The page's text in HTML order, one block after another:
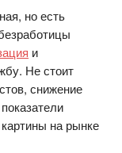
но есть
и
Не стоит
снижение
на рынке